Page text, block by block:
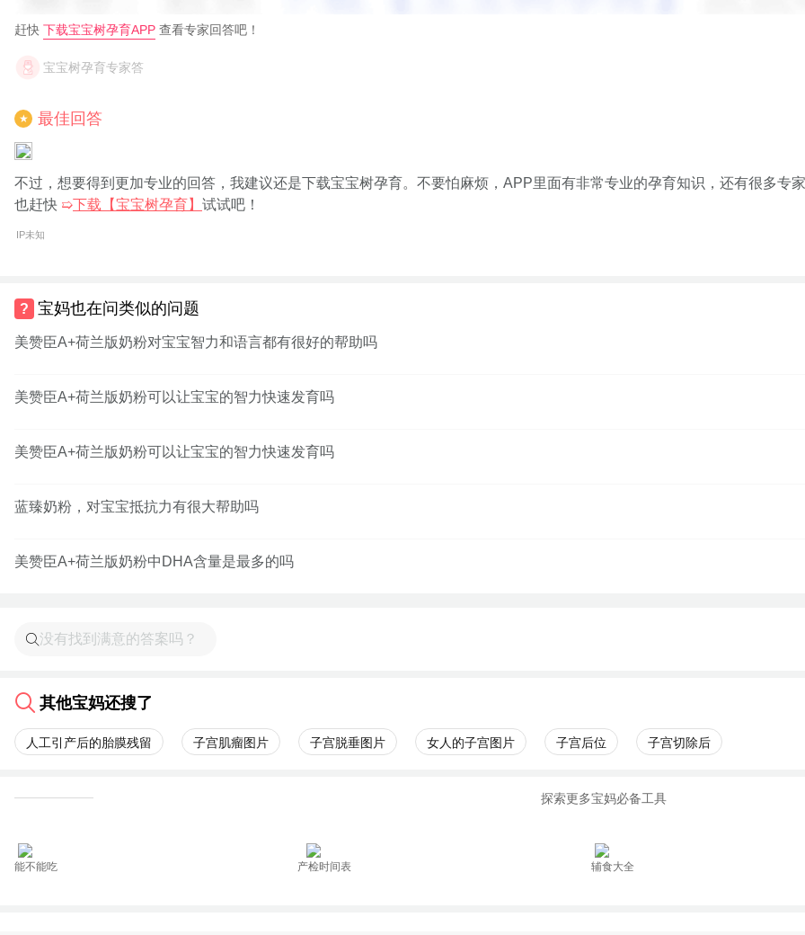
赶快 下载宝宝树孕育APP 查看专家回答吧！
宝宝树孕育专家答
★ 最佳回答
不过，想要得到更加专业的回答，我建议还是下载宝宝树孕育。不要怕麻烦，APP里面有非常专业的孕育知识，还有很多专
也赶快 ➯下载【宝宝树孕育】 试试吧！
IP未知
宝妈也在问类似的问题
美赞臣A+荷兰版奶粉对宝宝智力和语言都有很好的帮助吗
美赞臣A+荷兰版奶粉可以让宝宝的智力快速发育吗
美赞臣A+荷兰版奶粉可以让宝宝的智力快速发育吗
蓝臻奶粉，对宝宝抵抗力有很大帮助吗
美赞臣A+荷兰版奶粉中DHA含量是最多的吗
其他宝妈还搜了
人工引产后的胎膜残留 子宫肌瘤图片 子宫脱垂图片 女人的子宫图片 子宫后位 子宫切除后
探索更多宝妈必备工具
能不能吃 产检时间表 辅食大全